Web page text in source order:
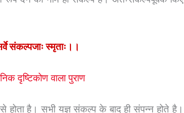
संकल्पजाः स्मृताः।।
दृष्टिकोण वाला पुराण
है। सभी यज्ञ संकल्प के बाद ही संपन्न होते है।